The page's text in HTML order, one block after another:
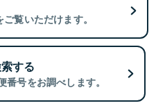
覧いただけます。
する
号をお調べします。